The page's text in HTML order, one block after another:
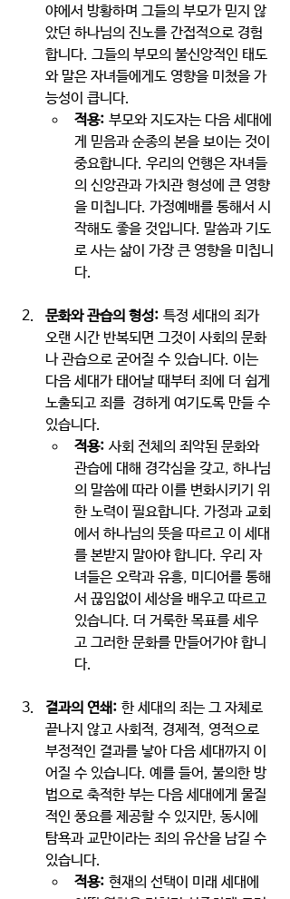
야에서 방황하며 그들의 부모가 믿지 않
았던 하나님의 진노를 간접적으로 경험
합니다. 그들의 부모의 불신앙적인 태도
와 말은 자녀들에게도 영향을 미쳤을 가
능성이 큽니다.
적용: 부모와 지도자는 다음 세대에
게 믿음과 순종의 본을 보이는 것이
중요합니다. 우리의 언행은 자녀들
의 신앙관과 가치관 형성에 큰 영향
을 미칩니다. 가정예배를 통해서 시
작해도 좋을 것입니다. 말씀과 기도
로 사는 삶이 가장 큰 영향을 미칩니
다.
문화와 관습의 형성: 특정 세대의 죄가
오랜 시간 반복되면 그것이 사회의 문화
나 관습으로 굳어질 수 있습니다. 이는
다음 세대가 태어날 때부터 죄에 더 쉽게
노출되고 죄를  경하게 여기도록 만들 수
있습니다.
적용: 사회 전체의 죄악된 문화와
관습에 대해 경각심을 갖고, 하나님
의 말씀에 따라 이를 변화시키기 위
한 노력이 필요합니다. 가정과 교회
에서 하나님의 뜻을 따르고 이 세대
를 본받지 말아야 합니다. 우리 자
녀들은 오락과 유흥, 미디어를 통해
서 끊임없이 세상을 배우고 따르고
있습니다. 더 거룩한 목표를 세우
고 그러한 문화를 만들어가야 합니
다.
결과의 연쇄: 한 세대의 죄는 그 자체로
끝나지 않고 사회적, 경제적, 영적으로
부정적인 결과를 낳아 다음 세대까지 이
어질 수 있습니다. 예를 들어, 불의한 방
법으로 축적한 부는 다음 세대에게 물질
적인 풍요를 제공할 수 있지만, 동시에
탐욕과 교만이라는 죄의 유산을 남길 수
있습니다.
적용: 현재의 선택이 미래 세대에